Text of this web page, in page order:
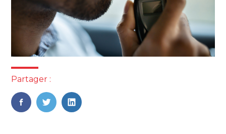
Partager :
FaceBook
TwitterLinkedIn